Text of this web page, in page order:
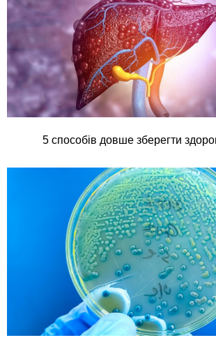
5 способів довше зберегти